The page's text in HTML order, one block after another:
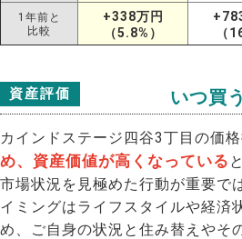
1年前と
比較
+338万円
（5.8%）
（
資産評価 いつ買
カインドステージ四谷3丁目の価
め、資産価値が高くなっている
市場状況を見極めた行動が重要で
イミングはライフスタイルや経済
め、ご自身の状況と住み替えやそ